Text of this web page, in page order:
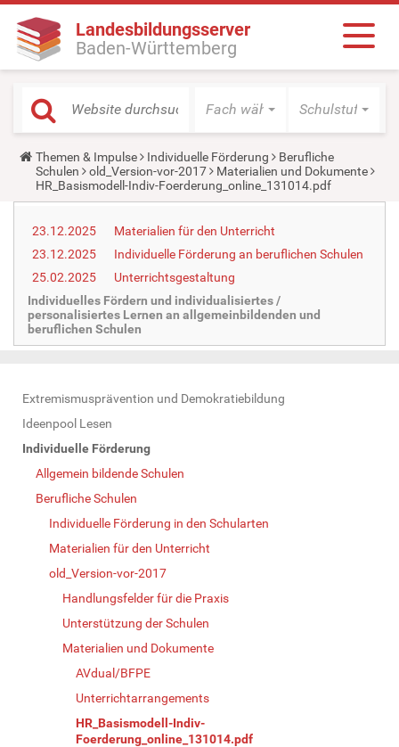
Landesbildungsserver
Baden-Württemberg
Fach wählen Schulstufe
Y
o
u
a
e
e
r
e
:
Themen & Impulse Individuelle Förderung
Berufliche
Schulen
old_Version-vor-2017
Materialien und Dokumente
HR_Basismodell-Indiv-Foerderung_online_131014.pdf
23.12.2025
Materialien für den Unterricht
23.12.2025
Individuelle Förderung an beruflichen Schulen
25.02.2025
Unterrichtsgestaltung
Individuelles Fördern und individualisiertes /
personalisiertes Lernen an allgemeinbildenden und
beruflichen Schulen
N
a
v
Extremismusprävention und Demokratiebildung
Ideenpool Lesen
Individuelle Förderung
Allgemein bildende Schulen
Berufliche Schulen
Individuelle Förderung in den Schularten
Materialien für den Unterricht
old_Version-vor-2017
Handlungsfelder für die Praxis
Unterstützung der Schulen
Materialien und Dokumente
AVdual/BFPE
Unterrichtarrangements
HR_Basismodell-Indiv-
Foerderung_online_131014.pdf